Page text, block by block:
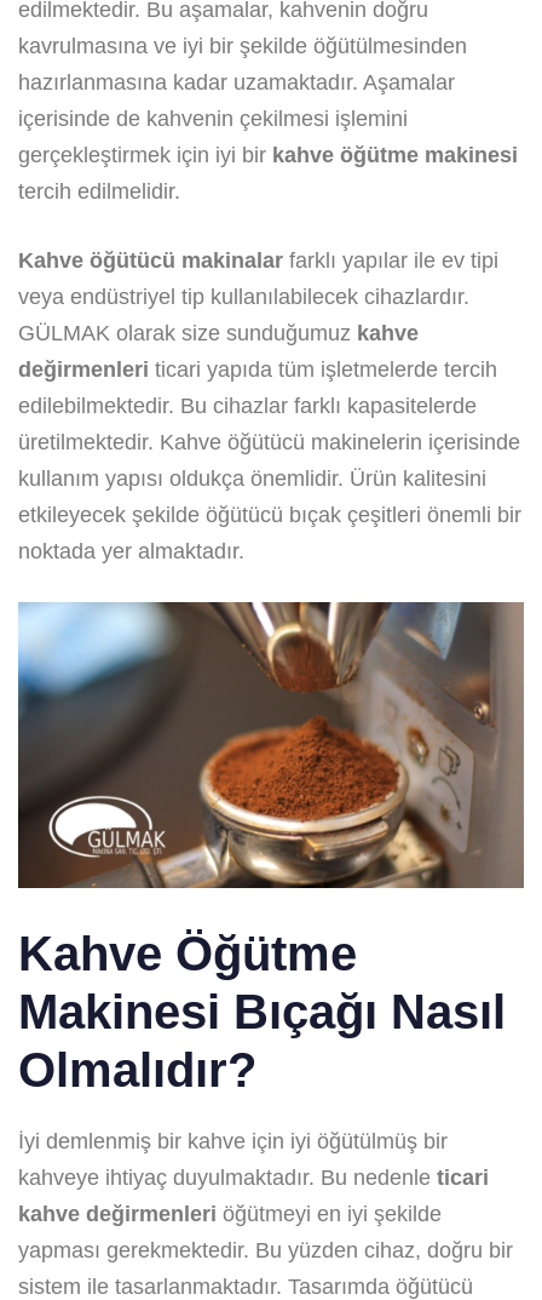
edilmektedir. Bu aşamalar, kahvenin doğru
kavrulmasına ve iyi bir şekilde öğütülmesinden
hazırlanmasına kadar uzamaktadır. Aşamalar
içerisinde de kahvenin çekilmesi işlemini
gerçekleştirmek için iyi bir kahve öğütme makinesi
tercih edilmelidir.
Kahve öğütücü makinalar farklı yapılar ile ev tipi
veya endüstriyel tip kullanılabilecek cihazlardır.
GÜLMAK olarak size sunduğumuz kahve
değirmenleri ticari yapıda tüm işletmelerde tercih
edilebilmektedir. Bu cihazlar farklı kapasitelerde
üretilmektedir. Kahve öğütücü makinelerin içerisinde
kullanım yapısı oldukça önemlidir. Ürün kalitesini
etkileyecek şekilde öğütücü bıçak çeşitleri önemli bir
noktada yer almaktadır.
Kahve Öğütme
Makinesi Bıçağı Nasıl
Olmalıdır?
İyi demlenmiş bir kahve için iyi öğütülmüş bir
kahveye ihtiyaç duyulmaktadır. Bu nedenle ticari
kahve değirmenleri öğütmeyi en iyi şekilde
yapması gerekmektedir. Bu yüzden cihaz, doğru bir
sistem ile tasarlanmaktadır. Tasarımda öğütücü